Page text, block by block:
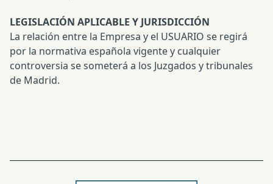
LEGISLACIÓN APLICABLE Y JURISDICCIÓN
La relación entre la Empresa y el USUARIO se regirá
por la normativa española vigente y cualquier
controversia se someterá a los Juzgados y tribunales
de Madrid.